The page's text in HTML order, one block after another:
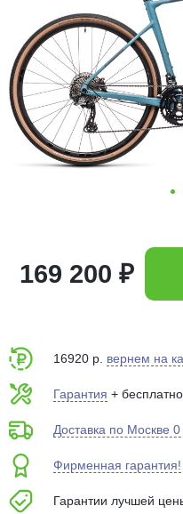
169 200 ₽
16920 р. вернем на
Гарантия +
Доставка по Москве 0
Фирменная гарантия!
Гарантии лучшей
Добавляйте
в корзину
Оплачивайте
25% картой
выбранный
75%
Подробнее